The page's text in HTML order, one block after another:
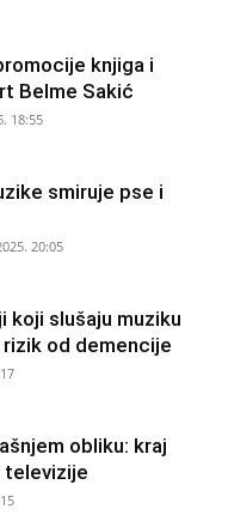
knjiga i
Belme Sakić
18:55
smiruje pse i
20:05
koji slušaju muziku
od demencije
obliku: kraj
televizije